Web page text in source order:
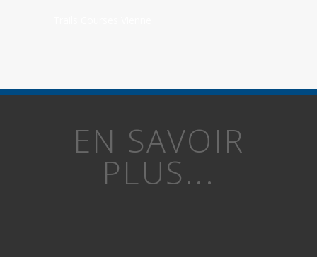
EN SAVOIR
PLUS...